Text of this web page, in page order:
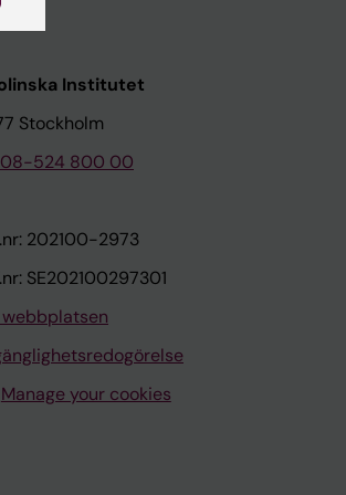
Institutet
Stockholm
08-524 800 00
202100-2973
SE202100297301
webbplatsen
Manage your cookies